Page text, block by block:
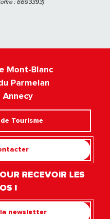
:6693393)
Mont-Blanc
Parmelan
Tourisme
RECEVOIR LES
!
newsletter